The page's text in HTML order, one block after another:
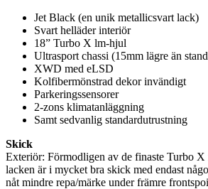
Jet Black (en unik metallicsvart lack)
Svart helläder interiör
18” Turbo X lm-hjul
Ultrasport chassi (15mm lägre än
XWD med eLSD
Kolfibermönstrad dekor invändigt
Parkeringssensorer
2-zons klimatanläggning
Samt sedvanlig standardutrustning
Skick
Exteriör: Förmodligen av de finaste Turbo
lacken är i mycket bra skick med endast
nåt mindre repa/märke under främre